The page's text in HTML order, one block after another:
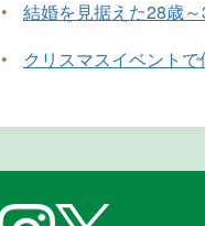
•
結婚を見据えた28歳
• クリスマスイベント